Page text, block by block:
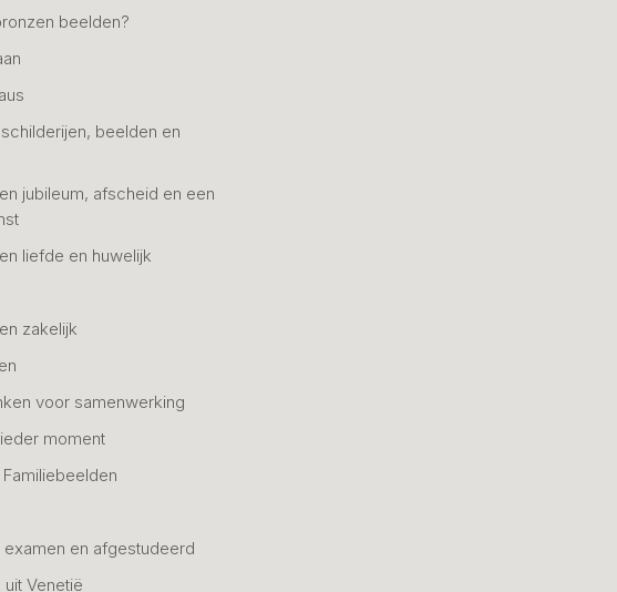
beelden?
beelden en
jubileum, afscheid en een
liefde en huwelijk
zakelijk
voor samenwerking
moment
en afgestudeerd
Venetië